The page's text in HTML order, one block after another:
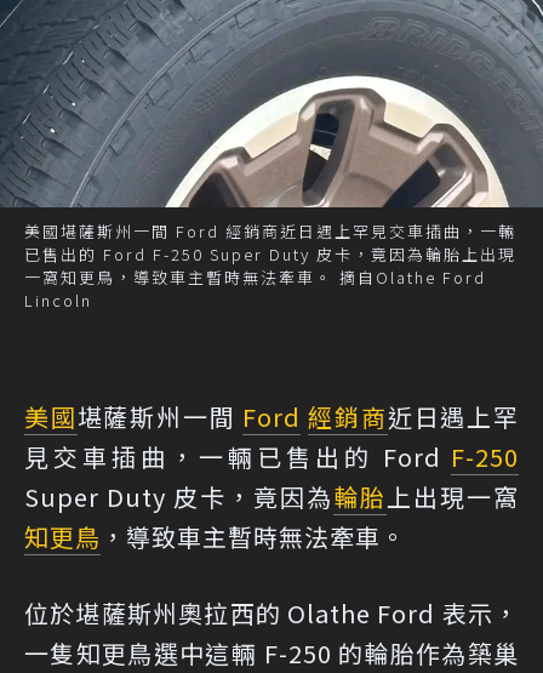
美國堪薩斯州一間 Ford 經銷商近日遇上罕見交車插曲，一輛
已售出的 Ford F-250 Super Duty 皮卡，竟因為輪胎上出現
一窩知更鳥，導致車主暫時無法牽車。 摘自Olathe Ford
Lincoln
美國堪薩斯州一間 Ford 經銷商近日遇上罕
見交車插曲，一輛已售出的 Ford F-250
Super Duty 皮卡，竟因為輪胎上出現一窩
知更鳥 ，導致車主暫時無法牽車。
位於堪薩斯州奧拉西的 Olathe Ford 表示，
一隻知更鳥選中這輛 F-250 的輪胎作為築巢